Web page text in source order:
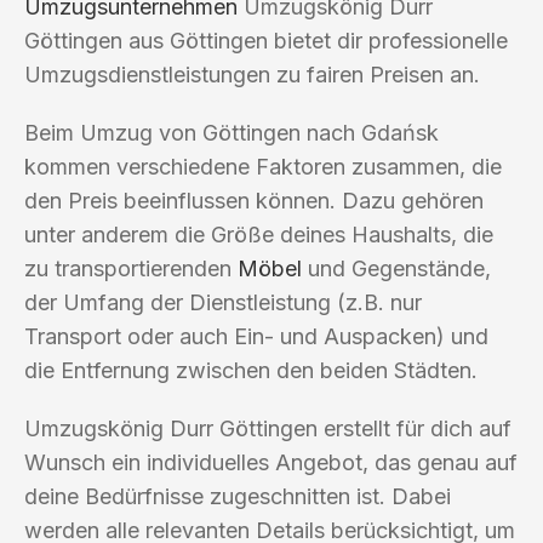
Umzugsunternehmen Umzugskönig Durr
Göttingen aus Göttingen bietet dir professionelle
Umzugsdienstleistungen zu fairen Preisen an.
Beim Umzug von Göttingen nach Gdańsk
kommen verschiedene Faktoren zusammen, die
den Preis beeinflussen können. Dazu gehören
unter anderem die Größe deines Haushalts, die
zu transportierenden Möbel und Gegenstände,
der Umfang der Dienstleistung (z.B. nur
Transport oder auch Ein- und Auspacken) und
die Entfernung zwischen den beiden Städten.
Umzugskönig Durr Göttingen erstellt für dich auf
Wunsch ein individuelles Angebot, das genau auf
deine Bedürfnisse zugeschnitten ist. Dabei
werden alle relevanten Details berücksichtigt, um